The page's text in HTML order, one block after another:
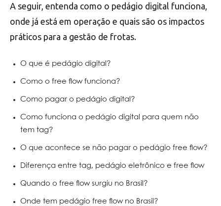
A seguir, entenda como o pedágio digital funciona,
onde já está em operação e quais são os impactos
práticos para a gestão de frotas.
O que é pedágio digital?
Como o free flow funciona?
Como pagar o pedágio digital?
Como funciona o pedágio digital para quem não
tem tag?
O que acontece se não pagar o pedágio free flow?
Diferença entre tag, pedágio eletrônico e free flow
Quando o free flow surgiu no Brasil?
Onde tem pedágio free flow no Brasil?